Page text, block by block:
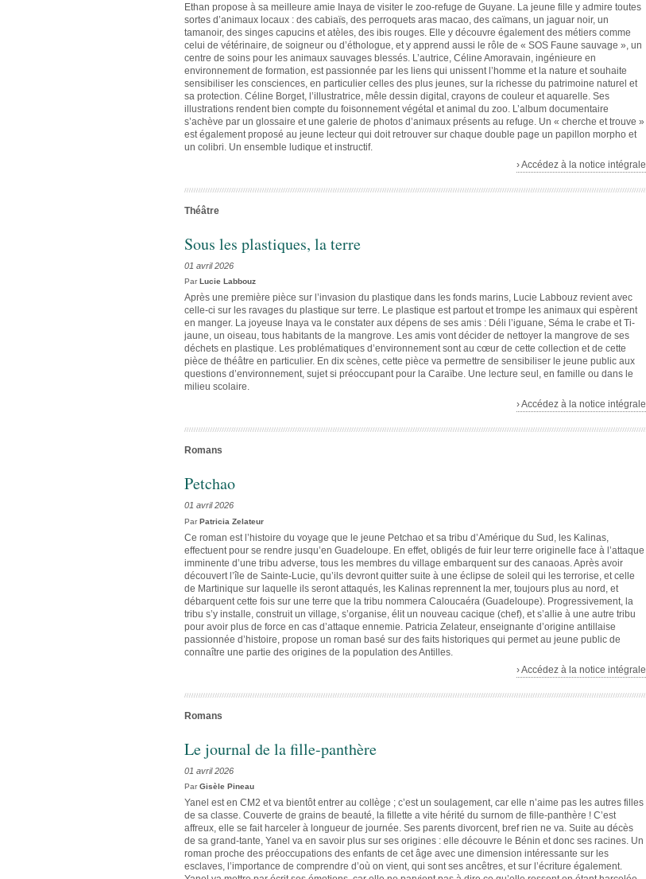
Ethan propose à sa meilleure amie Inaya de visiter le zoo-refuge de Guyane. La jeune fille y admire toutes
sortes d’animaux locaux : des cabiaïs, des perroquets aras macao, des caïmans, un jaguar noir, un
tamanoir, des singes capucins et atèles, des ibis rouges. Elle y découvre également des métiers comme
celui de vétérinaire, de soigneur ou d’éthologue, et y apprend aussi le rôle de « SOS Faune sauvage », un
centre de soins pour les animaux sauvages blessés. L’autrice, Céline Amoravain, ingénieure en
environnement de formation, est passionnée par les liens qui unissent l’homme et la nature et souhaite
sensibiliser les consciences, en particulier celles des plus jeunes, sur la richesse du patrimoine naturel et
sa protection. Céline Borget, l’illustratrice, mêle dessin digital, crayons de couleur et aquarelle. Ses
illustrations rendent bien compte du foisonnement végétal et animal du zoo. L’album documentaire
s’achève par un glossaire et une galerie de photos d’animaux présents au refuge. Un « cherche et trouve »
est également proposé au jeune lecteur qui doit retrouver sur chaque double page un papillon morpho et
un colibri. Un ensemble ludique et instructif.
› Accédez à la notice intégrale
Théâtre
Sous les plastiques, la terre
01 avril 2026
ParLucie Labbouz
Après une première pièce sur l’invasion du plastique dans les fonds marins, Lucie Labbouz revient avec
celle-ci sur les ravages du plastique sur terre. Le plastique est partout et trompe les animaux qui espèrent
en manger. La joyeuse Inaya va le constater aux dépens de ses amis : Déli l’iguane, Séma le crabe et Ti-
jaune, un oiseau, tous habitants de la mangrove. Les amis vont décider de nettoyer la mangrove de ses
déchets en plastique. Les problématiques d’environnement sont au cœur de cette collection et de cette
pièce de théâtre en particulier. En dix scènes, cette pièce va permettre de sensibiliser le jeune public aux
questions d’environnement, sujet si préoccupant pour la Caraïbe. Une lecture seul, en famille ou dans le
milieu scolaire.
› Accédez à la notice intégrale
Romans
Petchao
01 avril 2026
ParPatricia Zelateur
Ce roman est l’histoire du voyage que le jeune Petchao et sa tribu d’Amérique du Sud, les Kalinas,
effectuent pour se rendre jusqu’en Guadeloupe. En effet, obligés de fuir leur terre originelle face à l’attaque
imminente d’une tribu adverse, tous les membres du village embarquent sur des canaoas. Après avoir
découvert l’île de Sainte-Lucie, qu’ils devront quitter suite à une éclipse de soleil qui les terrorise, et celle
de Martinique sur laquelle ils seront attaqués, les Kalinas reprennent la mer, toujours plus au nord, et
débarquent cette fois sur une terre que la tribu nommera Caloucaéra (Guadeloupe). Progressivement, la
tribu s’y installe, construit un village, s’organise, élit un nouveau cacique (chef), et s’allie à une autre tribu
pour avoir plus de force en cas d’attaque ennemie. Patricia Zelateur, enseignante d’origine antillaise
passionnée d’histoire, propose un roman basé sur des faits historiques qui permet au jeune public de
connaître une partie des origines de la population des Antilles.
› Accédez à la notice intégrale
Romans
Le journal de la fille-panthère
01 avril 2026
ParGisèle Pineau
Yanel est en CM2 et va bientôt entrer au collège ; c’est un soulagement, car elle n’aime pas les autres filles
de sa classe. Couverte de grains de beauté, la fillette a vite hérité du surnom de fille-panthère ! C’est
affreux, elle se fait harceler à longueur de journée. Ses parents divorcent, bref rien ne va. Suite au décès
de sa grand-tante, Yanel va en savoir plus sur ses origines : elle découvre le Bénin et donc ses racines. Un
roman proche des préoccupations des enfants de cet âge avec une dimension intéressante sur les
esclaves, l’importance de comprendre d’où on vient, qui sont ses ancêtres, et sur l’écriture également.